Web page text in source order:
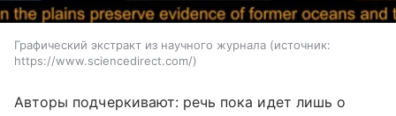
Графический экстракт из научного журнала
источник:
https://www.sciencedirect.com/
Авторы подчеркивают: речь пока идет лишь о